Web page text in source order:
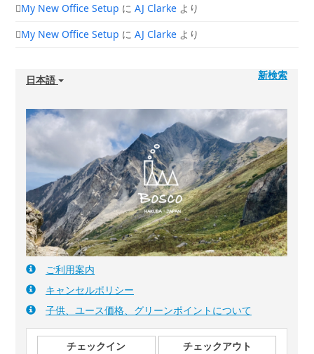
My New Office Setup にAJ Clarke より
My New Office Setup にAJ Clarke より